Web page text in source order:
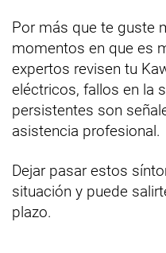
Por más que te guste
momentos en que es
expertos revisen tu
eléctricos, fallos en la
persistentes son
asistencia profesional.
Dejar pasar estos
situación y puede
plazo.